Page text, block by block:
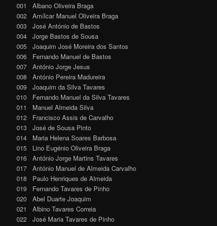
001 Albano Oliveira Braga
002 Amílcar Manuel Oliveira Braga
003 José António de Bastos
004 Jorge Bastos de Sousa
005 Joaquim José Moreira dos Santos
006 Fernando Manuel de Bastos
007 António Jorge Jesus
008 António Pereira Madureira
009 Joaquim da Silva Tavares
010 Fernando Manuel da Silva Tavares
011 Manuel Almeida Silva
012 Francisco Assis de Carvalho
013 José de Sousa Pinto
014 Maria Helena Soares Barbosa
015 Lino Eugénio Oliveira Braga
016 António Jorge Martins Tavares
017 António Manuel de Almeida Carvalho
018 Paulo Henriques de Almeida
019 Fernando Tavares de Pinho
020 Abel Duarte Joaquim
021 Albino Tavares Correia
022 José Maria Tavares de Pinho